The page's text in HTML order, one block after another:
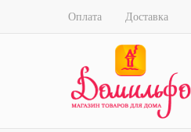
Оплата Доставка